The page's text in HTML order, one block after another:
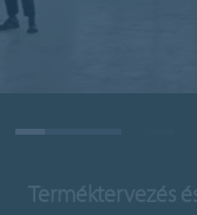
Terméktervezés